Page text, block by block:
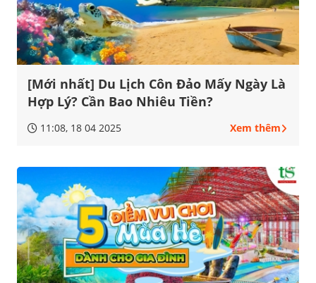
[Mới nhất] Du Lịch Côn Đảo Mấy Ngày Là
Hợp Lý? Cần Bao Nhiêu Tiền?
11:08, 18 04 2025 Xem thêm